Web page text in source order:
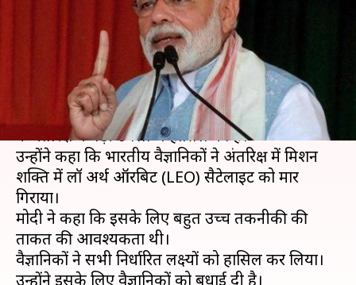
Mar 27, 2019 12:46 pm
प्रधानमंत्री मोदी ने देश के नाम संदेश देते हुए कहा कि भारत
ने अंतरिक्ष में बड़ी उपलब्धि हासिल की है।
उन्होंने कहा कि भारतीय वैज्ञानिकों ने अंतरिक्ष में मिशन
शक्ति में लॉ अर्थ ऑरबिट (LEO) सैटेलाइट को मार
गिराया।
मोदी ने कहा कि इसके लिए बहुत उच्च तकनीकी की
ताकत की आवश्यकता थी।
वैज्ञानिकों ने सभी निर्धारित लक्ष्यों को हासिल कर लिया।